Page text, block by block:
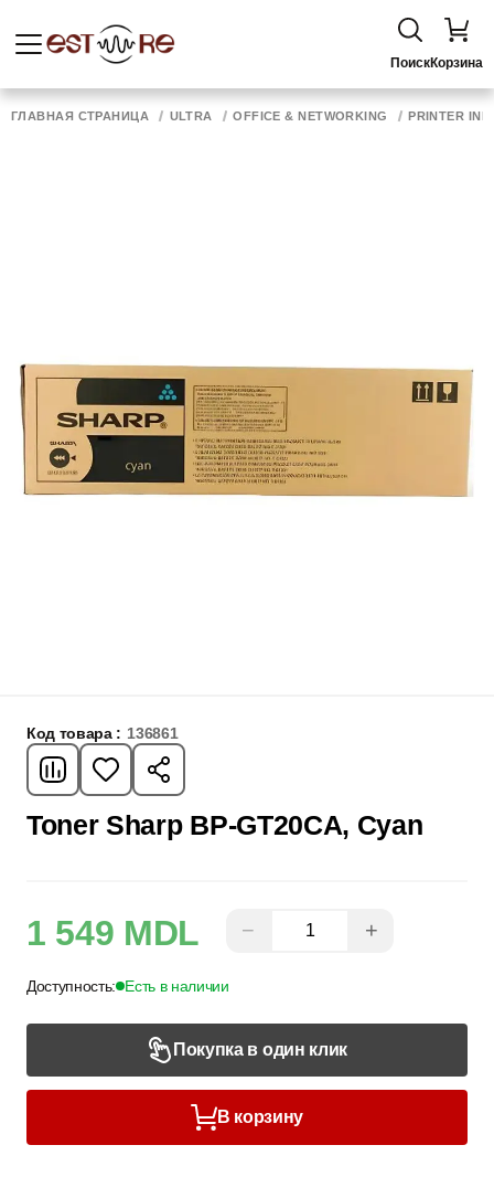
ПоискКорзина
ГЛАВНАЯ СТРАНИЦА ULTRA OFFICE & NETWORKING PRINTER
Код товара : 136861
Toner Sharp BP-GT20CA, Cyan
1 549 MDL − +
Доступность: Есть в наличии
Покупка в один клик
В корзину